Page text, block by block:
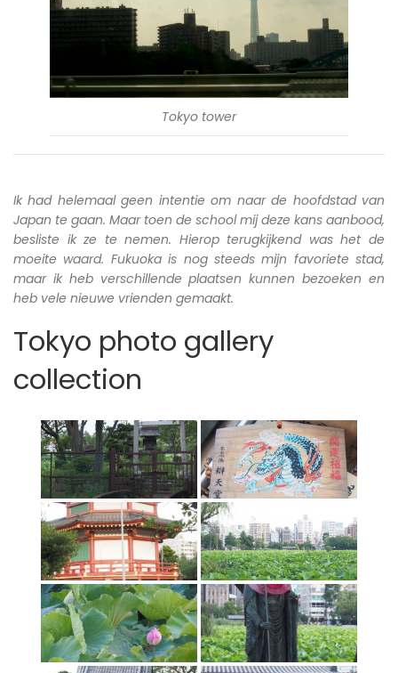
Tokyo tower
Ik had helemaal geen intentie om naar de hoofdstad van
Japan te gaan. Maar toen de school mij deze kans aanbood,
besliste ik ze te nemen. Hierop terugkijkend was het de
moeite waard. Fukuoka is nog steeds mijn favoriete stad,
maar ik heb verschillende plaatsen kunnen bezoeken en
heb vele nieuwe vrienden gemaakt.
Tokyo photo gallery
collection